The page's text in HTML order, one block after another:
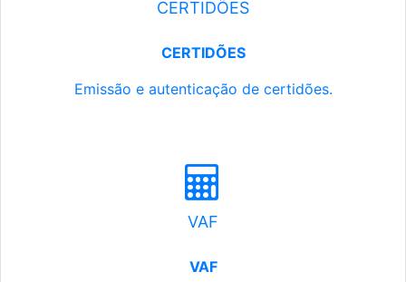
CERTIDÕES
CERTIDÕES
Emissão e autenticação de certidões.
VAF
VAF